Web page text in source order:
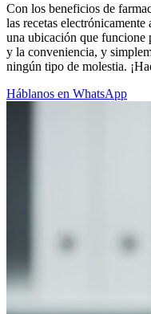
Con los beneficios de
las recetas
una ubicación que funcione
y la conveniencia, y
ningún tipo de molestia.
Háblanos en WhatsApp